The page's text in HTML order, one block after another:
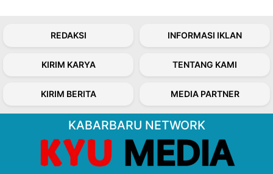
REDAKSI INFORMASI IKLAN
KIRIM KARYA TENTANG KAMI
KIRIM BERITA MEDIA PARTNER
KABARBARU NETWORK